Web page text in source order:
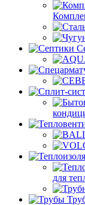
для